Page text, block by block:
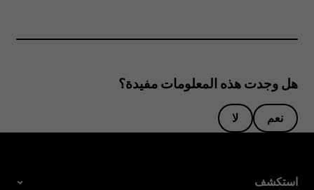
هل وجدت هذه المعلومات مفيدة؟
نعم لا
استكشف